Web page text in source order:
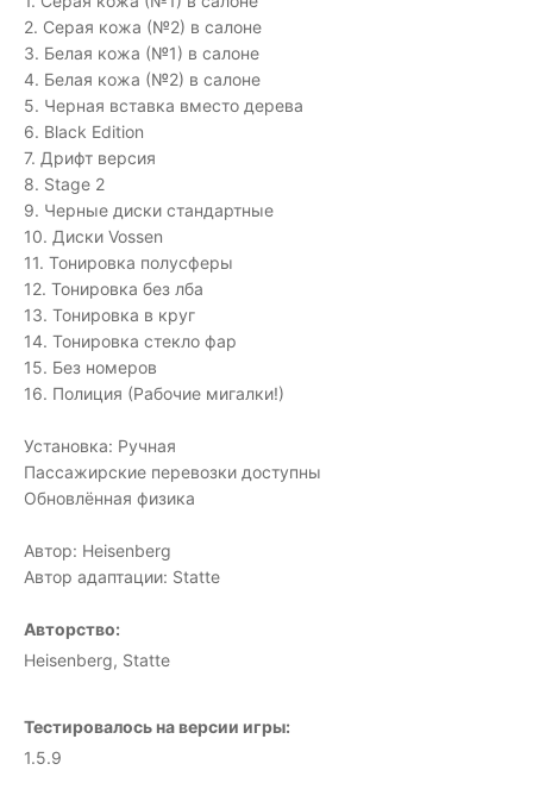
2. Серая кожа (№2) в салоне
3. Белая кожа (№1) в салоне
4. Белая кожа (№2) в салоне
5. Черная вставка вместо дерева
6. Black Edition
7. Дрифт версия
8. Stage 2
9. Черные диски стандартные
10. Диски Vossen
11. Тонировка полусферы
12. Тонировка без лба
13. Тонировка в круг
14. Тонировка стекло фар
15. Без номеров
16. Полиция (Рабочие мигалки!)
Установка: Ручная
Пассажирские перевозки доступны
Обновлённая физика
Автор: Heisenberg
Автор адаптации: Statte
Авторство:
Heisenberg, Statte
Тестировалось на версии игры:
1.5.9